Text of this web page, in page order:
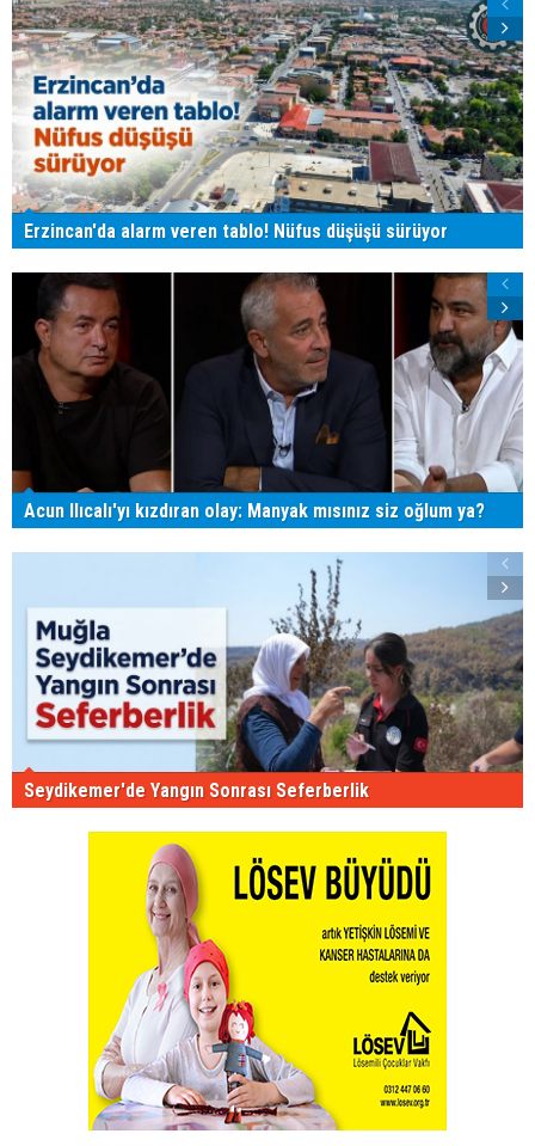
Erzincan'da alarm veren tablo! Nüfus düşüşü sürüyor
Acun Ilıcalı'yı kızdıran olay: Manyak mısınız siz oğlum ya?
Seydikemer'de Yangın Sonrası Seferberlik